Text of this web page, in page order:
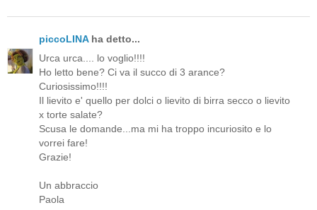
piccoLINAha detto...
Urca urca.... lo voglio!!!!
Ho letto bene? Ci va il succo di 3 arance?
Curiosissimo!!!!
Il lievito e' quello per dolci o lievito di birra secco o lievito
x torte salate?
Scusa le domande...ma mi ha troppo incuriosito e lo
vorrei fare!
Grazie!
Un abbraccio
Paola